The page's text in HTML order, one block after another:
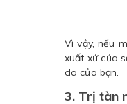
Vì vậy, nếu
xuất xứ của
da của bạn.
3. Trị tàn